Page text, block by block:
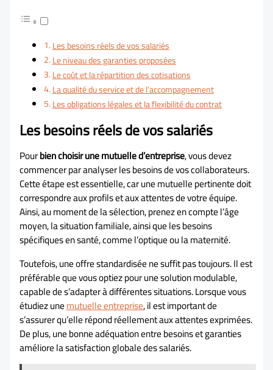
Les besoins réels de vos salariés
Le niveau des garanties proposées
Le coût et la répartition des cotisations
La qualité du service et de l’accompagnement
Les obligations légales et la flexibilité du contrat
Les besoins réels de vos salariés
Pourbien choisir une mutuelle d’entreprise, vous devez
commencer par analyser les besoins de vos collaborateurs.
Cette étape est essentielle, car une mutuelle pertinente doit
correspondre aux profils et aux attentes de votre équipe.
Ainsi, au moment de la sélection, prenez en compte l’âge
moyen, la situation familiale, ainsi que les besoins
spécifiques en santé, comme l’optique ou la maternité.
Toutefois, une offre standardisée ne suffit pas toujours. Il est
préférable que vous optiez pour une solution modulable,
capable de s’adapter à différentes situations. Lorsque vous
étudiez unemutuelle entreprise, il est important de
s’assurer qu’elle répond réellement aux attentes exprimées.
De plus, une bonne adéquation entre besoins et garanties
améliore la satisfaction globale des salariés.